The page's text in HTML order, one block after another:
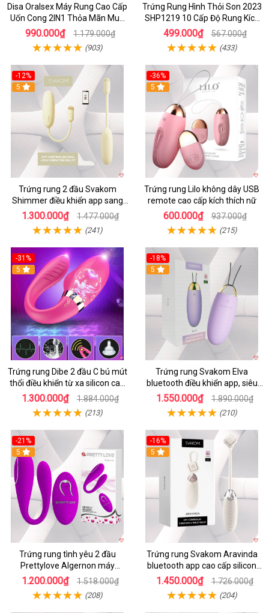
Disa Oralsex Máy Rung Cao Cấp
Uốn Cong 2IN1 Thỏa Mãn Mua
Ngay
990.000₫ 1.179.000₫
(903)
Trứng Rung Hình Thỏi Son 2023
SHP1219 10 Cấp Độ Rung Kích
Thích
499.000₫ 567.000₫
(433)
-12%
5
Trứng rung 2 đầu Svakom
Shimmer điều khiển app sang
trọng chất lượng
1.300.000₫ 1.477.000₫
(241)
-36%
5
Trứng rung Lilo không dây USB
remote cao cấp kích thích nữ
600.000₫ 937.000₫
(215)
-31%
5
Trứng rung Dibe 2 đầu C bú mút
thổi điều khiển từ xa silicon cao
cấp kích thích điểm G
1.300.000₫ 1.884.000₫
(213)
-18%
5
Trứng rung Svakom Elva
bluetooth điều khiển app, siêu
kích thích
1.550.000₫ 1.890.000₫
(210)
-21%
5
Trứng rung tình yêu 2 đầu
Prettylove Algernon máy
massage điểm G không dây
1.200.000₫ 1.518.000₫
(208)
-16%
5
Trứng rung Svakom Aravinda
bluetooth app cao cấp silicon
mềm
1.450.000₫ 1.726.000₫
(204)